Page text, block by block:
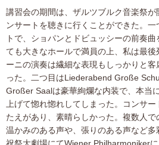
講習会の期間は、ザルツブルク音楽祭
ンサートを聴きに行くことができた。
トで、ショパンとドビュッシーの前奏
ても大きなホールで満員の上、私は最後
ーニの演奏は繊細な表現もしっかりと
った。二つ目はLiederabend Große
Großer Saalは豪華絢爛な内装で、本当
上げて惚れ惚れしてしまった。コンサ
たえがあり、素晴らしかった。複数人で
温かみのある声や、張りのある声など
祝祭大劇場にてWiener Philharmoniker